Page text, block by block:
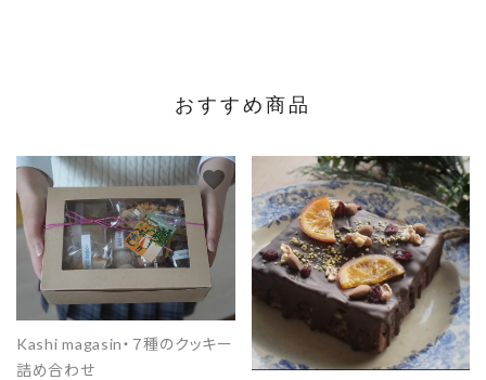
おすすめ商品
Kashi magasin・７種のクッキー
詰め合わせ
favorite favorite